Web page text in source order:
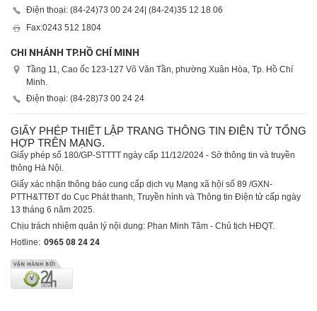
Điện thoại: (84-24)73 00 24 24 | (84-24)35 12 18 06
Fax:0243 512 1804
CHI NHÁNH TP.HỒ CHÍ MINH
Tầng 11, Cao ốc 123-127 Võ Văn Tần, phường Xuân Hòa, Tp. Hồ Chí
Minh.
Điện thoại: (84-28)73 00 24 24
GIẤY PHÉP THIẾT LẬP TRANG THÔNG TIN ĐIỆN TỬ TỔNG
HỢP TRÊN MẠNG.
Giấy phép số 180/GP-STTTT ngày cấp 11/12/2024 - Sở thông tin và truyền
thông Hà Nội.
Giấy xác nhận thông báo cung cấp dịch vụ Mạng xã hội số 89 /GXN-
PTTH&TTĐT do Cục Phát thanh, Truyền hình và Thông tin Điện tử cấp ngày
13 tháng 6 năm 2025.
Chịu trách nhiệm quản lý nội dung: Phan Minh Tâm - Chủ tịch HĐQT.
Hotline: 0965 08 24 24